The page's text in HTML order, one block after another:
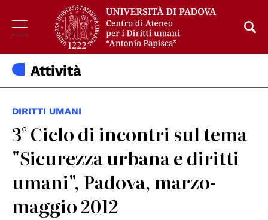
Attività
DIRITTI UMANI
3° Ciclo di incontri sul tema
"Sicurezza urbana e diritti
umani", Padova, marzo-
maggio 2012